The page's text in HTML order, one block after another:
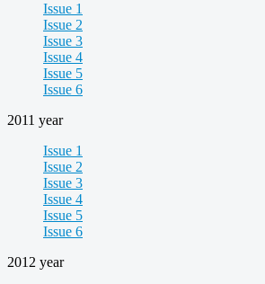
Issue 1
Issue 2
Issue 3
Issue 4
Issue 5
Issue 6
2011 year
Issue 1
Issue 2
Issue 3
Issue 4
Issue 5
Issue 6
2012 year